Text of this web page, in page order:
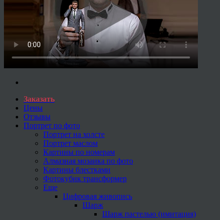
Заказать
Цены
Отзывы
Портрет по фото
Портрет на холсте
Портрет маслом
Картины по номерам
Алмазная мозаика по фото
Картины блестками
Фотокубик трансформер
Еще
Цифровая живопись
Шарж
Шарж пастелью (имитация)